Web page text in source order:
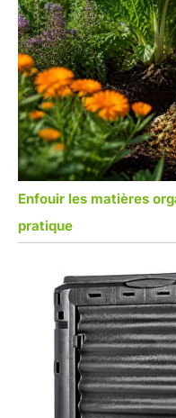
Enfouir les matières
pratique